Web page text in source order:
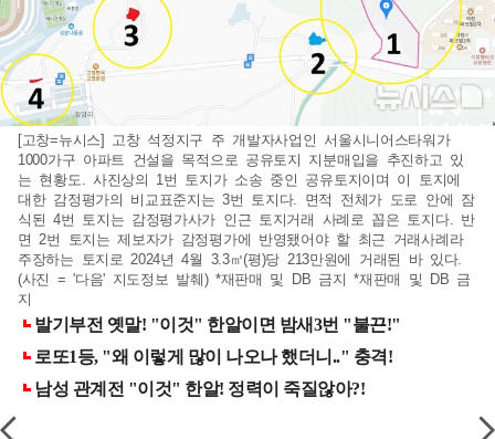
[고창=뉴시스] 고창 석정지구 주 개발자사업인 서울시니어스타워가
1000가구 아파트 건설을 목적으로 공유토지 지분매입을 추진하고 있
는 현황도. 사진상의 1번 토지가 소송 중인 공유토지이며 이 토지에
대한 감정평가의 비교표준지는 3번 토지다. 면적 전체가 도로 안에 잠
식된 4번 토지는 감정평가사가 인근 토지거래 사례로 꼽은 토지다. 반
면 2번 토지는 제보자가 감정평가에 반영됐어야 할 최근 거래사례라
주장하는 토지로 2024년 4월 3.3㎡(평)당 213만원에 거래된 바 있다.
(사진 = '다음' 지도정보 발췌) *재판매 및 DB 금지 *재판매 및 DB 금
지